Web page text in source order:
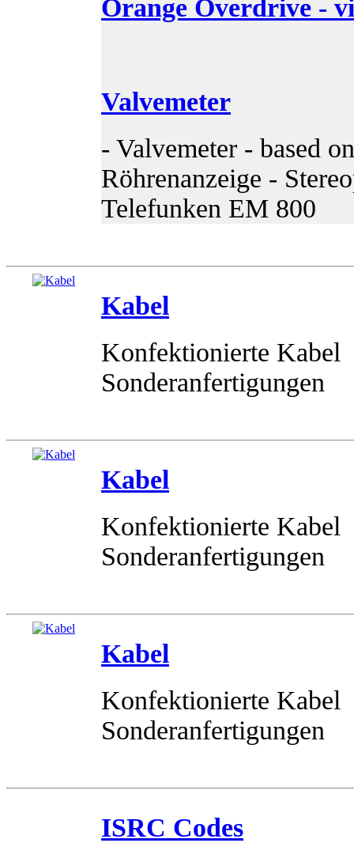
Orange Overdrive -
Valvemeter
- Valvemeter - based
Röhrenanzeige -
Telefunken EM 800
Kabel
Konfektionierte Kabel
Sonderanfertigungen
Kabel
Konfektionierte Kabel
Sonderanfertigungen
Kabel
Konfektionierte Kabel
Sonderanfertigungen
ISRC Codes